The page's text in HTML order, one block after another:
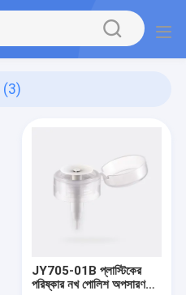
(3)
JY705-01B প্লাস্টিকের
পরিষ্কার নখ পোলিশ অপসারণ